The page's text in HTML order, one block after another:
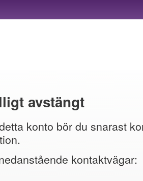
avstängt
konto bör du snarast
kontaktvägar: